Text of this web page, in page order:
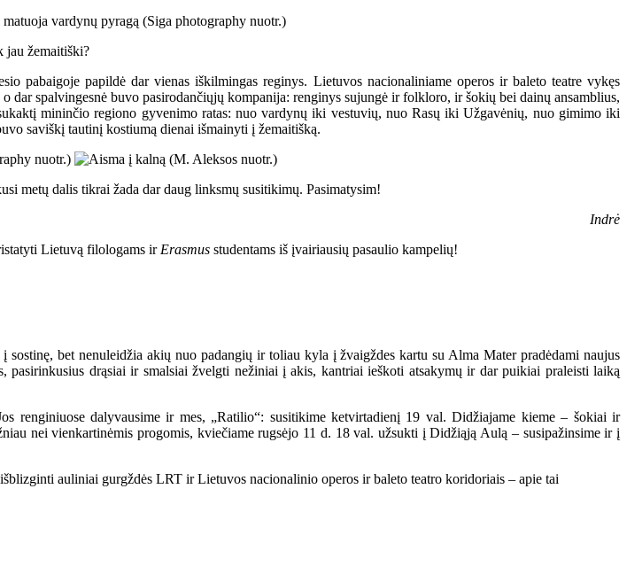
jau žemaitiški?
pabaigoje papildė dar vienas iškilmingas reginys. Lietuvos nacionaliniame operos ir baleto teatre vykęs
dar spalvingesnė buvo pasirodančiųjų kompanija: renginys sujungė ir folkloro, ir šokių bei dainų ansamblius,
mininčio regiono gyvenimo ratas: nuo vardynų iki vestuvių, nuo Rasų iki Užgavėnių, nuo gimimo iki
saviškį tautinį kostiumą dienai išmainyti į žemaitišką.
metų dalis tikrai žada dar daug linksmų susitikimų. Pasimatysim!
Indrė
Lietuvą filologams ir Erasmus studentams iš įvairiausių pasaulio kampelių!
bet nenuleidžia akių nuo padangių ir toliau kyla į žvaigždes kartu su Alma Mater pradėdami naujus
drąsiai ir smalsiai žvelgti nežiniai į akis, kantriai ieškoti atsakymų ir dar puikiai praleisti laiką
renginiuose dalyvausime ir mes, „Ratilio“: susitikime ketvirtadienį 19 val. Didžiajame kieme – šokiai ir
nei vienkartinėmis progomis, kviečiame rugsėjo 11 d. 18 val. užsukti į Didžiąją Aulą – susipažinsime ir į
auliniai gurgždės LRT ir Lietuvos nacionalinio operos ir baleto teatro koridoriais – apie tai